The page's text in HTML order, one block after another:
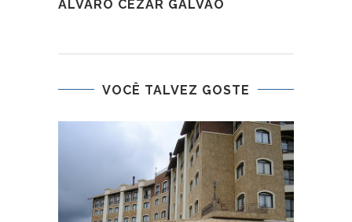
ÁLVARO CÉZAR GALVÃO
VOCÊ TALVEZ GOSTE